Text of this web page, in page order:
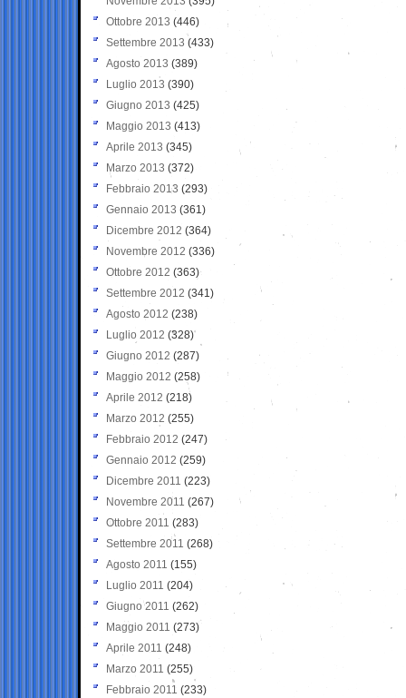
Ottobre 2013 (446)
Settembre 2013 (433)
Agosto 2013 (389)
Luglio 2013 (390)
Giugno 2013 (425)
Maggio 2013 (413)
Aprile 2013 (345)
Marzo 2013 (372)
Febbraio 2013 (293)
Gennaio 2013 (361)
Dicembre 2012 (364)
Novembre 2012 (336)
Ottobre 2012 (363)
Settembre 2012 (341)
Agosto 2012 (238)
Luglio 2012 (328)
Giugno 2012 (287)
Maggio 2012 (258)
Aprile 2012 (218)
Marzo 2012 (255)
Febbraio 2012 (247)
Gennaio 2012 (259)
Dicembre 2011 (223)
Novembre 2011 (267)
Ottobre 2011 (283)
Settembre 2011 (268)
Agosto 2011 (155)
Luglio 2011 (204)
Giugno 2011 (262)
Maggio 2011 (273)
Aprile 2011 (248)
Marzo 2011 (255)
Febbraio 2011 (233)